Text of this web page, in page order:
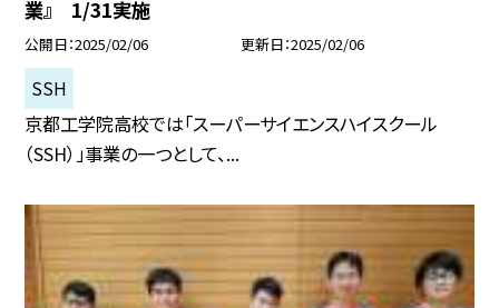
業』 1/31実施
公開日 2025/02/06 更新日 2025/02/06
SSH
京都工学院高校では「スーパーサイエンスハイスクール
（SSH）」事業の一つとして、...